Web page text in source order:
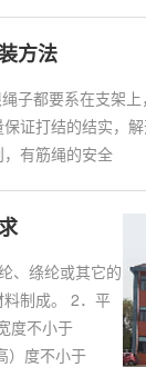
方法
子都要系在支架
证打结的结实，
有筋绳的安全
、绦纶或其它的
制成。 2．平
度不小于
）度不小于